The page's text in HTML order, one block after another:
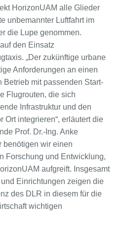
HorizonUAM alle Glieder
unbemannter Luftfahrt im
die Lupe genommen.
den Einsatz
„Der zukünftige urbane
Anforderungen an einen
Betrieb mit passenden Start-
Flugrouten, die sich
Infrastruktur und den
Ort integrieren“, erläutert die
Prof. Dr.-Ing. Anke
benötigen wir einen
Forschung und Entwicklung,
aufgreift. Insgesamt
Einrichtungen zeigen die
des DLR in diesem für die
wichtigen